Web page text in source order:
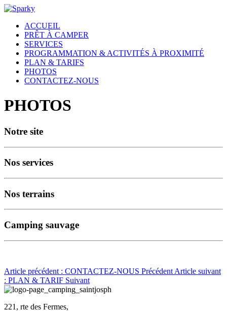
ACCUEIL
PRÊT À CAMPER
SERVICES
PROGRAMMATION & ACTIVITÉS À PROXIMITÉ
PLAN & TARIFS
PHOTOS
CONTACTEZ-NOUS
PHOTOS
Notre site
Nos services
Nos terrains
Camping sauvage
Article précédent : CONTACTEZ-NOUS Précédent Article suivant
: PLAN & TARIF Suivant
221, rte des Fermes,